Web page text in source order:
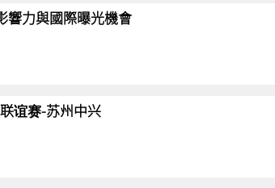
響力與國際曝光機會
谊赛-苏州中兴